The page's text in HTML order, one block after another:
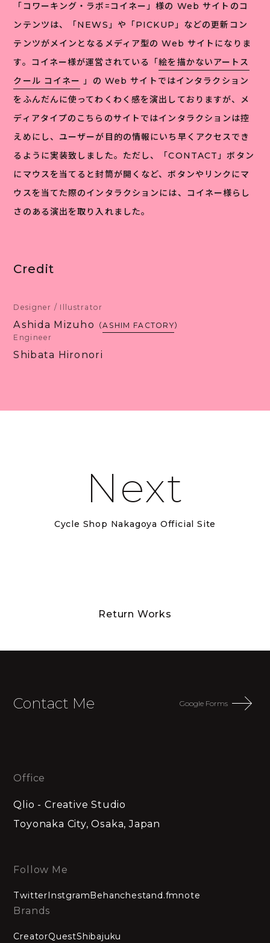
「コワーキング・ラボ=コイネー」様の Web サイトのコ
ンテンツは、「NEWS」や「PICKUP」などの更新コン
テンツがメインとなるメディア型の Web サイトになりま
す。コイネー様が運営されている「絵を描かないアートス
クール コイネー 」の Web サイトではインタラクション
をふんだんに使ってわくわく感を演出しておりますが、メ
ディアタイプのこちらのサイトではインタラクションは控
えめにし、ユーザーが目的の情報にいち早くアクセスでき
るように実装致しました。ただし、「CONTACT」ボタン
にマウスを当てると封筒が開くなど、ボタンやリンクにマ
ウスを当てた際のインタラクションには、コイネー様らし
さのある演出を取り入れました。
Credit
Designer / Illustrator
Ashida Mizuho （ASHIM FACTORY）
Engineer
Shibata Hironori
Next
Cycle Shop Nakagoya Official Site
Return Works
Contact Me Google Forms
Office
Qlio - Creative Studio
Toyonaka City, Osaka, Japan
Follow Me
TwitterInstgramBehanchestand.fmnote
Brands
CreatorQuestShibajuku